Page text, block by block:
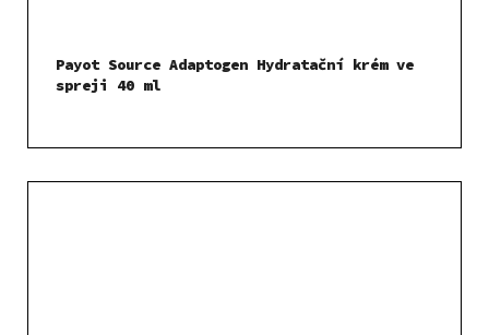
Payot Source Adaptogen Hydratační krém ve
spreji 40 ml